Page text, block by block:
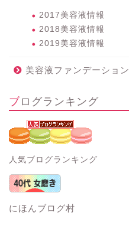
2017美容液情報
2018美容液情報
2019美容液情報
美容液ファンデーション
ブログランキング
人気ブログランキング
にほんブログ村